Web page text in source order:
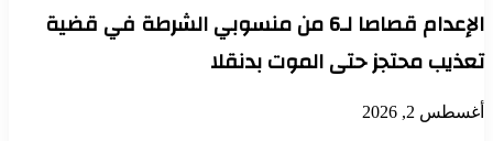
الإعدام قصاصا لـ6 من منسوبي الشرطة في قضية
تعذيب محتجز حتى الموت بدنقلا
أغسطس 2, 2026